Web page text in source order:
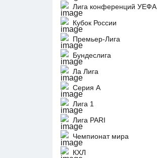
Лига конференций УЕФА
Кубок России
Премьер-Лига
Бундеслига
Ла Лига
Серия А
Лига 1
Лига PARI
Чемпионат мира
КХЛ